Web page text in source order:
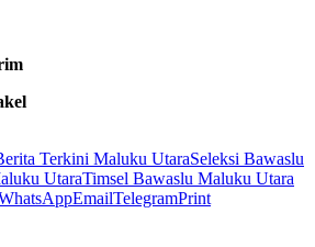
Terkini Maluku UtaraSeleksi Bawaslu
UtaraTimsel Bawaslu Maluku Utara
EmailTelegramPrint